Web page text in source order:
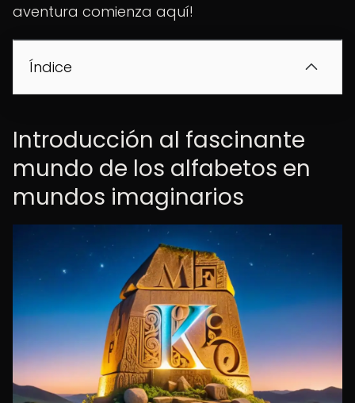
aventura comienza aquí!
Índice
Introducción al fascinante
mundo de los alfabetos en
mundos imaginarios